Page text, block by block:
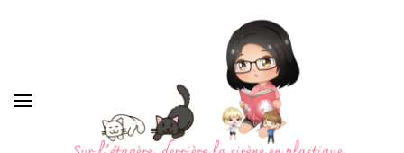
Sur l'étagère, derrière la
sirène en plastique